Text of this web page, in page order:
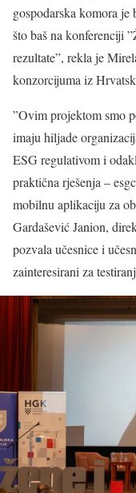
gospodarska komora
što baš na konferenciji
rezultate”, rekla je
konzorcijuma iz
”Ovim projektom smo
imaju hiljade
ESG regulativom i
praktična rješenja –
mobilnu aplikaciju za
Gardašević Janion,
pozvala učesnice i
zainteresirani za